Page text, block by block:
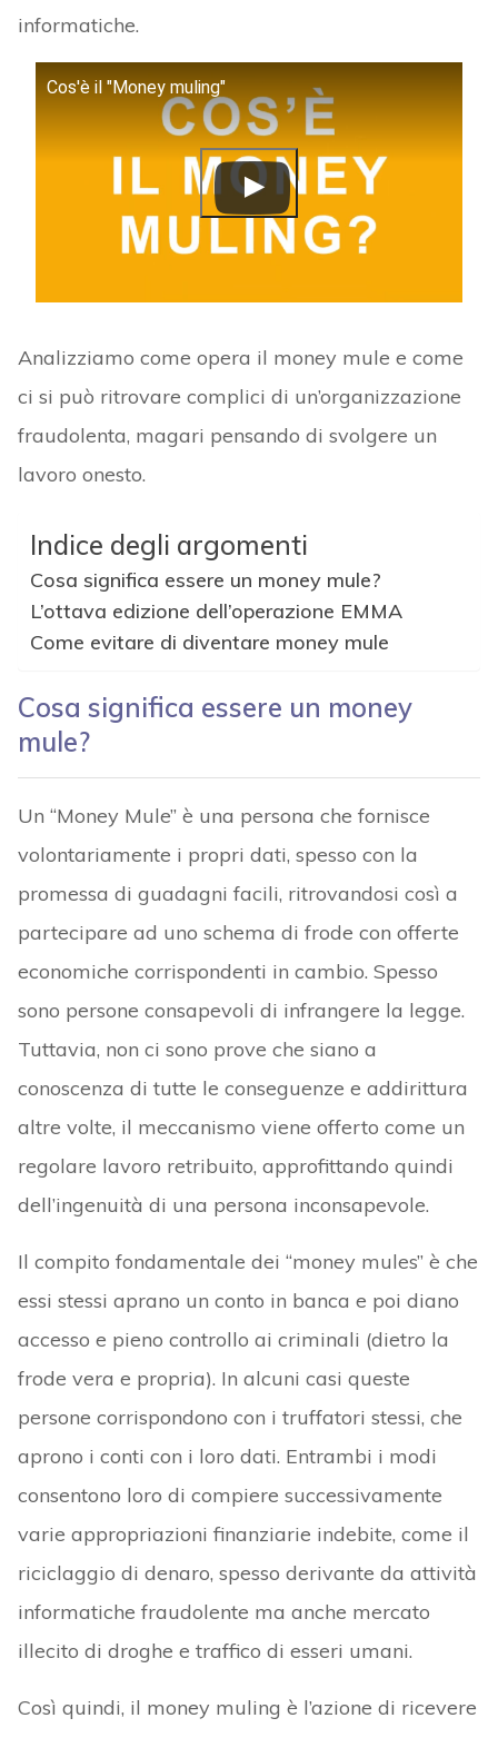
informatiche.
Cos'è il "Money muling"
Analizziamo come opera il money mule e come
ci si può ritrovare complici di un’organizzazione
fraudolenta, magari pensando di svolgere un
lavoro onesto.
Indice degli argomenti
Cosa significa essere un money mule?
L’ottava edizione dell’operazione EMMA
Come evitare di diventare money mule
Cosa significa essere un money
mule?
Un “Money Mule” è una persona che fornisce
volontariamente i propri dati, spesso con la
promessa di guadagni facili, ritrovandosi così a
partecipare ad uno schema di frode con offerte
economiche corrispondenti in cambio. Spesso
sono persone consapevoli di infrangere la legge.
Tuttavia, non ci sono prove che siano a
conoscenza di tutte le conseguenze e addirittura
altre volte, il meccanismo viene offerto come un
regolare lavoro retribuito, approfittando quindi
dell’ingenuità di una persona inconsapevole.
Il compito fondamentale dei “money mules” è che
essi stessi aprano un conto in banca e poi diano
accesso e pieno controllo ai criminali (dietro la
frode vera e propria). In alcuni casi queste
persone corrispondono con i truffatori stessi, che
aprono i conti con i loro dati. Entrambi i modi
consentono loro di compiere successivamente
varie appropriazioni finanziarie indebite, come il
riciclaggio di denaro, spesso derivante da attività
informatiche fraudolente ma anche mercato
illecito di droghe e traffico di esseri umani.
Così quindi, il money muling è l’azione di ricevere